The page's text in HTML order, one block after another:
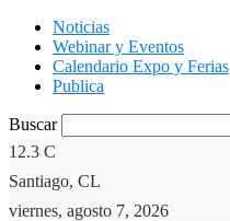
Noticias
Webinar y Eventos
Calendario Expo y Ferias
Publica
Buscar
12.3 C
Santiago, CL
viernes, agosto 7, 2026